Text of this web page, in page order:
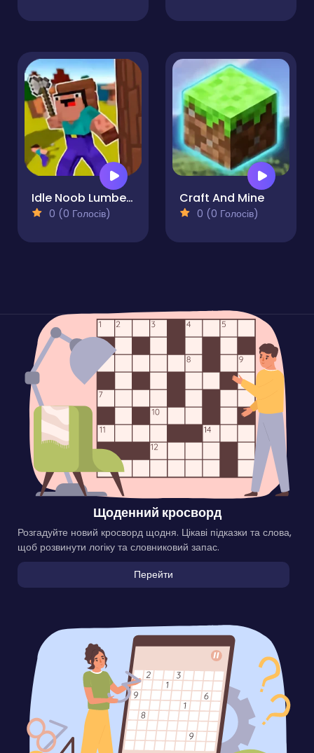
Idle Noob Lumberjack
0 (0 Голосів)
Craft And Mine
0 (0 Голосів)
Щоденний кросворд
Розгадуйте новий кросворд щодня. Цікаві підказки та слова,
щоб розвинути логіку та словниковий запас.
Перейти